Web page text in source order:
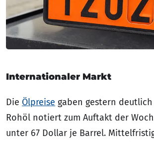
Internationaler Markt
Die Ölpreise gaben gestern
Rohöl notiert zum Auftakt der
unter 67 Dollar je Barrel.